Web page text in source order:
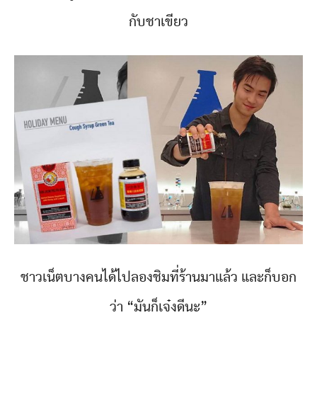
กับชาเขียว
ชาวเน็ตบางคนได้ไปลองชิมที่ร้านมาแล้ว และก็บอก
ว่า “มันก็เจ๋งดีนะ”